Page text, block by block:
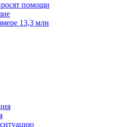
помощи
13,3 млн